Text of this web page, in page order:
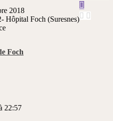
2018
Hôpital Foch (Suresnes)
Foch
22:57